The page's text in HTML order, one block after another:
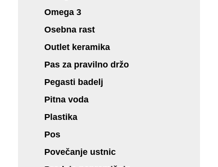
Omega 3
Osebna rast
Outlet keramika
Pas za pravilno držo
Pegasti badelj
Pitna voda
Plastika
Pos
Povečanje ustnic